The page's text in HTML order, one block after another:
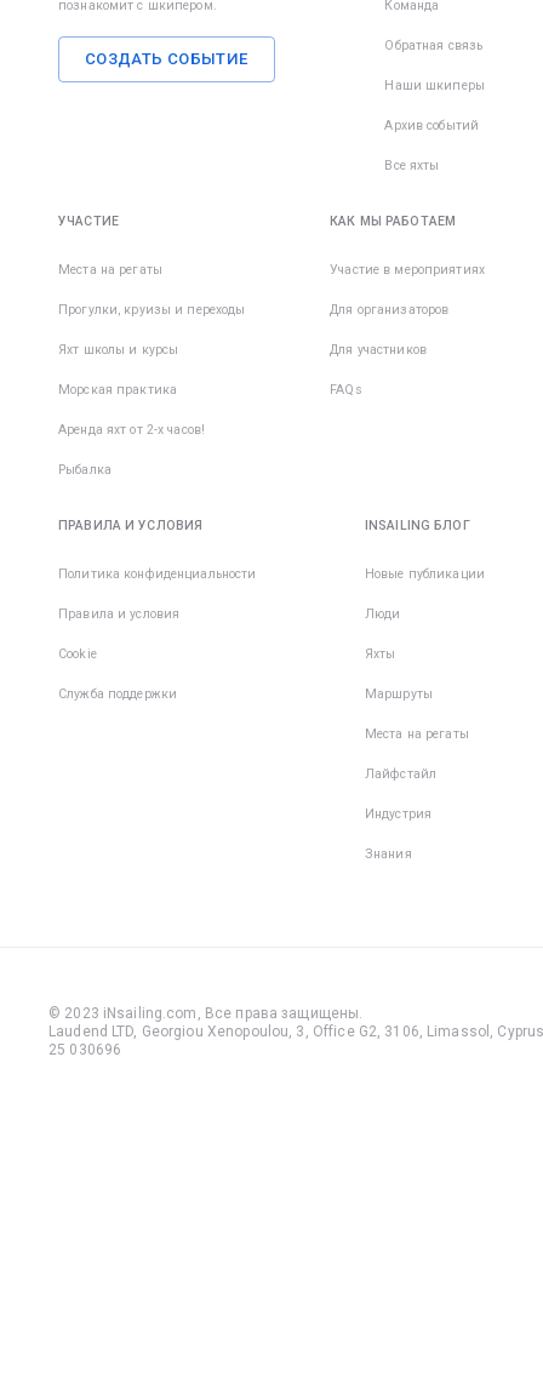
познакомит с шкипером.
СОЗДАТЬ СОБЫТИЕ
Команда
Обратная связь
Наши шкиперы
Архив событий
Все яхты
УЧАСТИЕ
Места на регаты
Прогулки, круизы и переходы
Яхт школы и курсы
Морская практика
Аренда яхт от 2-х часов!
Рыбалка
КАК МЫ РАБОТАЕМ
Участие в мероприятиях
Для организаторов
Для участников
FAQs
ПРАВИЛА И УСЛОВИЯ
Политика конфиденциальности
Правила и условия
Cookie
Служба поддержки
INSAILING БЛОГ
Новые публикации
Люди
Яхты
Маршруты
Места на регаты
Лайфстайл
Индустрия
Знания
© 2023 iNsailing.com, Все права защищены.
Laudend LTD, Georgiou Xenopoulou, 3, Office G2, 3106, Limassol,
25 030696